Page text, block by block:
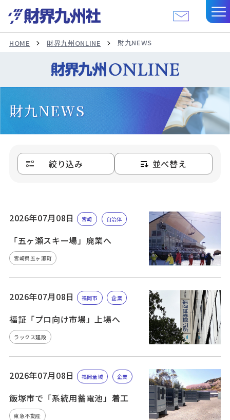
HOME 財界九州ONLINE 財九NEWS
財九NEWS
絞り込み 並べ替え
2026年07月08日 宮崎 自治体
「五ヶ瀬スキー場」廃業へ
宮崎県五ヶ瀬町
2026年07月08日 福岡市 企業
福証「プロ向け市場」上場へ
ラックス建設
2026年07月08日 福岡全域 企業
飯塚市で「系統用蓄電池」着工
東急不動産